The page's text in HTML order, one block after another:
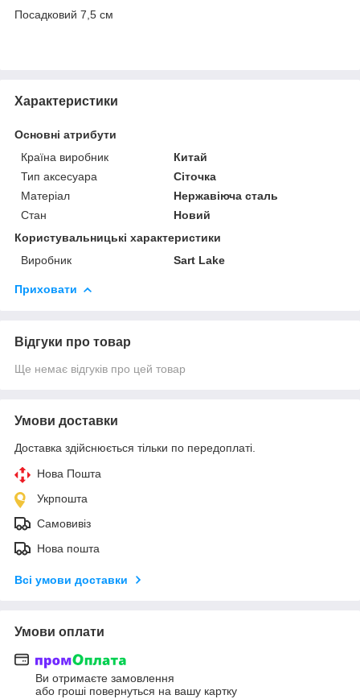
Посадковий 7,5 см
Характеристики
Основні атрибути
Країна виробник
Китай
Тип аксесуара
Сіточка
Матеріал
Нержавіюча сталь
Стан
Новий
Користувальницькі характеристики
Виробник
Sart Lake
Приховати
Відгуки про товар
Ще немає відгуків про цей товар
Умови доставки
Доставка здійснюється тільки по передоплаті.
Нова Пошта
Укрпошта
Самовивіз
Нова пошта
Всі умови доставки
Умови оплати
Ви отримаєте замовлення
або гроші повернуться на вашу картку